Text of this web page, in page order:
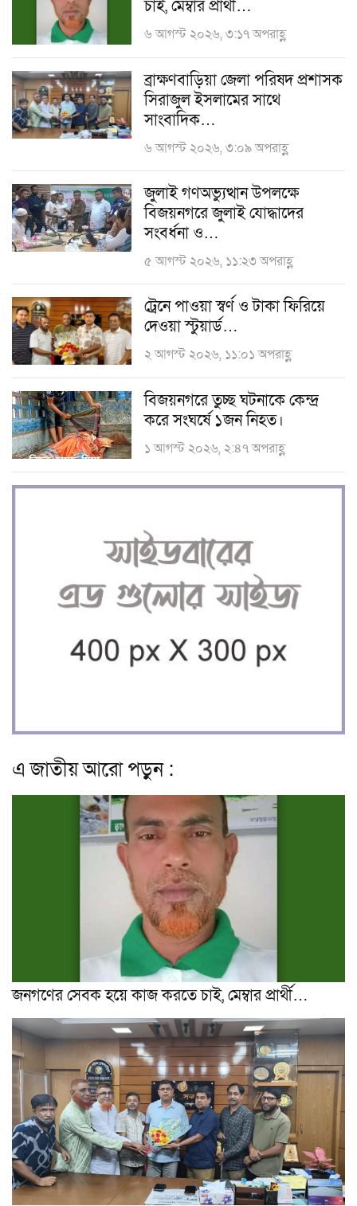
চাই, মেম্বার প্রার্থী…
৬ আগস্ট ২০২৬, ৩:১৭ অপরাহ্ণ
ব্রাক্ষণবাড়িয়া জেলা পরিষদ প্রশাসক
সিরাজুল ইসলামের সাথে
সাংবাদিক…
৬ আগস্ট ২০২৬, ৩:০৯ অপরাহ্ণ
জুলাই গণঅভ্যুত্থান উপলক্ষে
বিজয়নগরে জুলাই যোদ্ধাদের
সংবর্ধনা ও…
৫ আগস্ট ২০২৬, ১১:২৩ অপরাহ্ণ
ট্রেনে পাওয়া স্বর্ণ ও টাকা ফিরিয়ে
দেওয়া স্টুয়ার্ড…
২ আগস্ট ২০২৬, ১১:০১ অপরাহ্ণ
বিজয়নগরে তুচ্ছ ঘটনাকে কেন্দ্র
করে সংঘর্ষে ১জন নিহত।
১ আগস্ট ২০২৬, ২:৪৭ অপরাহ্ণ
এ জাতীয় আরো পড়ুন :
জনগণের সেবক হয়ে কাজ করতে চাই, মেম্বার প্রার্থী…